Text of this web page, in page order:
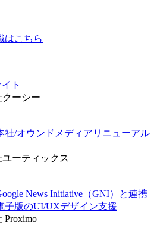
はこちら
ト
クーシー
社/オウンドメディアリニューアル
ユーティックス
News Initiative（GNI）と連携
子版のUI/UXデザイン支援
Proximo